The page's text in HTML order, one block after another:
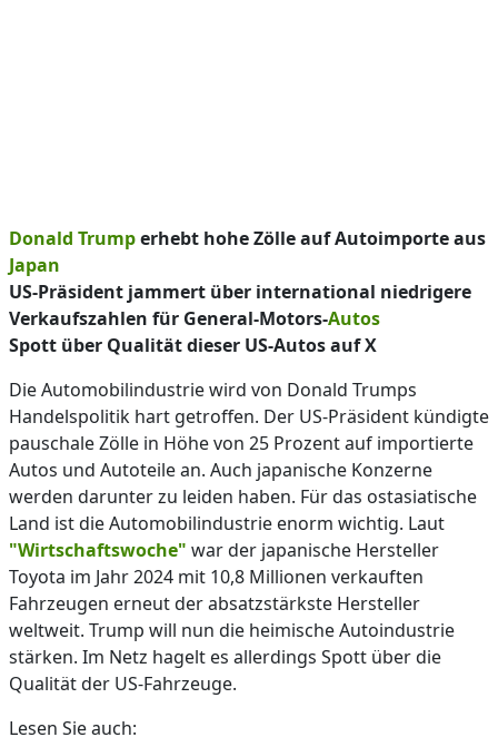
Donald Trumperhebt hohe Zölle auf Autoimporte aus
Japan
US-Präsident jammert über international niedrigere
Verkaufszahlen für General-Motors-Autos
Spott über Qualität dieser US-Autos auf X
Die Automobilindustrie wird von Donald Trumps
Handelspolitik hart getroffen. Der US-Präsident kündigte
pauschale Zölle in Höhe von 25 Prozent auf importierte
Autos und Autoteile an. Auch japanische Konzerne
werden darunter zu leiden haben. Für das ostasiatische
Land ist die Automobilindustrie enorm wichtig. Laut
"Wirtschaftswoche" war der japanische Hersteller
Toyota im Jahr 2024 mit 10,8 Millionen verkauften
Fahrzeugen erneut der absatzstärkste Hersteller
weltweit. Trump will nun die heimische Autoindustrie
stärken. Im Netz hagelt es allerdings Spott über die
Qualität der US-Fahrzeuge.
Lesen Sie auch: